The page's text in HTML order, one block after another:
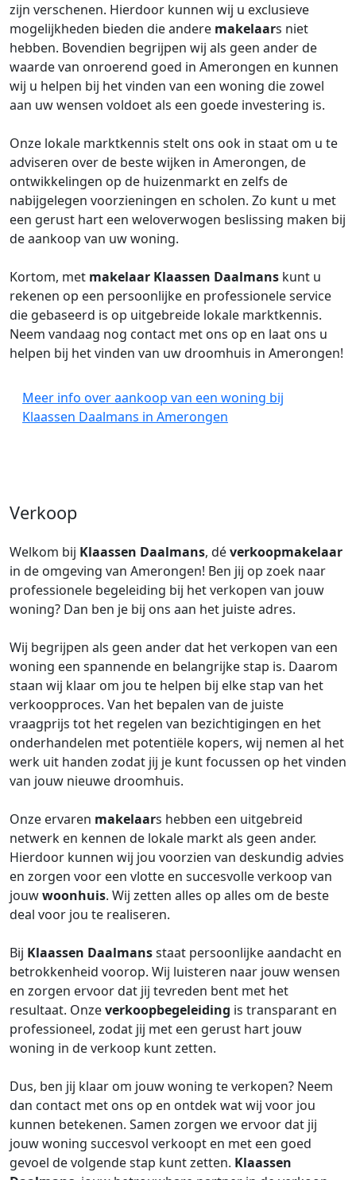
zijn verschenen. Hierdoor kunnen wij u exclusieve
mogelijkheden bieden die andere makelaars niet
hebben. Bovendien begrijpen wij als geen ander de
waarde van onroerend goed in Amerongen en kunnen
wij u helpen bij het vinden van een woning die zowel
aan uw wensen voldoet als een goede investering is.
Onze lokale marktkennis stelt ons ook in staat om u te
adviseren over de beste wijken in Amerongen, de
ontwikkelingen op de huizenmarkt en zelfs de
nabijgelegen voorzieningen en scholen. Zo kunt u met
een gerust hart een weloverwogen beslissing maken bij
de aankoop van uw woning.
Kortom, met makelaar Klaassen Daalmans kunt u
rekenen op een persoonlijke en professionele service
die gebaseerd is op uitgebreide lokale marktkennis.
Neem vandaag nog contact met ons op en laat ons u
helpen bij het vinden van uw droomhuis in Amerongen!
Meer info over aankoop van een woning bij
Klaassen Daalmans in Amerongen
Verkoop
Welkom bij Klaassen Daalmans, déverkoopmakelaar
in de omgeving van Amerongen! Ben jij op zoek naar
professionele begeleiding bij het verkopen van jouw
woning? Dan ben je bij ons aan het juiste adres.
Wij begrijpen als geen ander dat het verkopen van een
woning een spannende en belangrijke stap is. Daarom
staan wij klaar om jou te helpen bij elke stap van het
verkoopproces. Van het bepalen van de juiste
vraagprijs tot het regelen van bezichtigingen en het
onderhandelen met potentiële kopers, wij nemen al het
werk uit handen zodat jij je kunt focussen op het vinden
van jouw nieuwe droomhuis.
Onze ervaren makelaars hebben een uitgebreid
netwerk en kennen de lokale markt als geen ander.
Hierdoor kunnen wij jou voorzien van deskundig advies
en zorgen voor een vlotte en succesvolle verkoop van
jouwwoonhuis. Wij zetten alles op alles om de beste
deal voor jou te realiseren.
Bij Klaassen Daalmansstaat persoonlijke aandacht en
betrokkenheid voorop. Wij luisteren naar jouw wensen
en zorgen ervoor dat jij tevreden bent met het
resultaat. Onzeverkoopbegeleiding is transparant en
professioneel, zodat jij met een gerust hart jouw
woning in de verkoop kunt zetten.
Dus, ben jij klaar om jouw woning te verkopen? Neem
dan contact met ons op en ontdek wat wij voor jou
kunnen betekenen. Samen zorgen we ervoor dat jij
jouw woning succesvol verkoopt en met een goed
gevoel de volgende stap kunt zetten. Klaassen